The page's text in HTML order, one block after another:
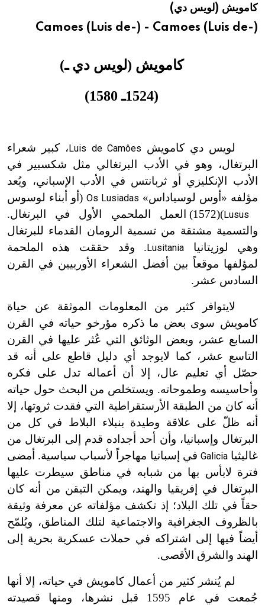
هيئة الموسوعة العربية تطلق موسوعات جديدة في عام 2026
كامويش (لويس دي)
Camoes (Luis de-) - Camoes (Luis de-)
كامويش (لويس دي ـ)
(1524ـ 1580)
لويس دي كامويش Luis de Camôes ، كبير شعراء
البرتغال، وهو في الأدب البرتغالي مثل شكسبير في
الأدب الإنكليزي أو ثربانتس في الأدب الإسباني، ويُعد
مؤلفه «أوس لوسياداس» Os Lusiadas (أو أبناء لوسوس
Lusus
)
(1572) العمل الملحمي الأول في البرتغال.
والتسمية مشتقة من تسمية الرومان القدماء للبرتغال
وهي لوزيتانيا Lusitania . وقد حققت هذه الملحمة
لمؤلفها موقعاً بين أفضل الشعراء الأوربيين في القرن
السادس عشر.
لايتوافر كثير من المعلومات الموثقة عن حياة
كامويش سوى بعض ما ذكره مؤرخو حياته في القرن
السابع عشر، وبعض الوثائق التي عُثر عليها في القرن
التاسع عشر، كما لايوجد أي دليل قاطع على أنه قد
حصّل أي تعليم عال، إلا أن أعماله تدل على فكره
وأحاسيسه وطموحاته. ويستخلص من البحث حول حياته
أنه كان من الطبقة الأرستقراطية التي فقدت ثروتها، إلا
أنه ظلّ على علاقة وطيدة بنبلاء البلاط في كل من
البرتغال وإسبانيا، وأن أحد أجداده قدم إلى البرتغال من
غاليثياGalicia في إسبانيا مهاجراً لأسباب سياسية. أمضى
فترة لابأس بها من شبابه في مناطق سيطرت عليها
البرتغال في إفريقيا والهند، ويمكن التيقن من أنه كان
حقاً في تلك البلاد؛ إذ تكشف مؤلفاته عن معرفة وثيقة
بالظروف الجغرافية والاجتماعية لتلك المناطق، ويُلمّح
أيضاً فيها إلى اشتراكه في حملات عسكرية بحرية إلى
الهند والشرق الأقصى.
لم يُنشر كثير من أعمال كامويش في حياته، إلا أنها
جُمعت في عام 1595 قبل نشرها، ومنها قصيدته